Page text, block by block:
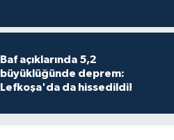
Baf açıklarında 5,2
büyüklüğünde deprem:
Lefkoşa'da da hissedildi!